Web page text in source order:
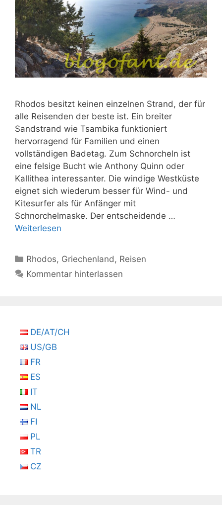
Rhodos besitzt keinen einzelnen Strand, der für
alle Reisenden der beste ist. Ein breiter
Sandstrand wie Tsambika funktioniert
hervorragend für Familien und einen
vollständigen Badetag. Zum Schnorcheln ist
eine felsige Bucht wie Anthony Quinn oder
Kallithea interessanter. Die windige Westküste
eignet sich wiederum besser für Wind- und
Kitesurfer als für Anfänger mit
Schnorchelmaske. Der entscheidende …
Weiterlesen
Kategorien
Rhodos, Griechenland, Reisen
Kommentar hinterlassen
DE/AT/CH
US/GB
FR
ES
IT
NL
FI
PL
TR
CZ